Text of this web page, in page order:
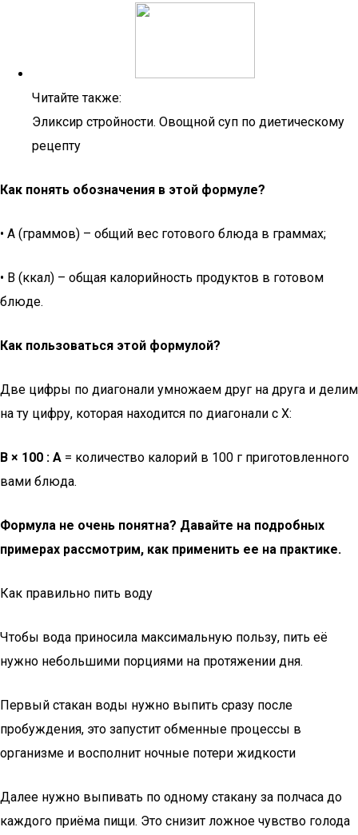
Читайте также:
Эликсир стройности. Овощной суп по диетическому
рецепту
Как понять обозначения в этой формуле?
• А (граммов) – общий вес готового блюда в граммах;
• В (ккал) – общая калорийность продуктов в готовом
блюде.
Как пользоваться этой формулой?
Две цифры по диагонали умножаем друг на друга и делим
на ту цифру, которая находится по диагонали с Х:
В × 100 : А = количество калорий в 100 г приготовленного
вами блюда.
Формула не очень понятна? Давайте на подробных
примерах рассмотрим, как применить ее на практике.
Как правильно пить воду
Чтобы вода приносила максимальную пользу, пить её
нужно небольшими порциями на протяжении дня.
Первый стакан воды нужно выпить сразу после
пробуждения, это запустит обменные процессы в
организме и восполнит ночные потери жидкости
Далее нужно выпивать по одному стакану за полчаса до
каждого приёма пищи. Это снизит ложное чувство голода